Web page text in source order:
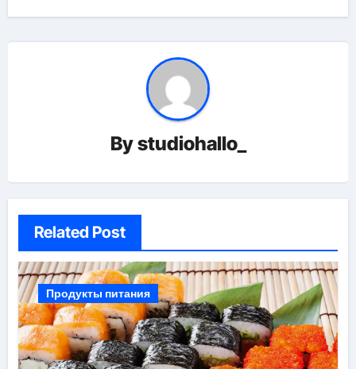
Bystudiohallo_
Related Post
Продукты питания